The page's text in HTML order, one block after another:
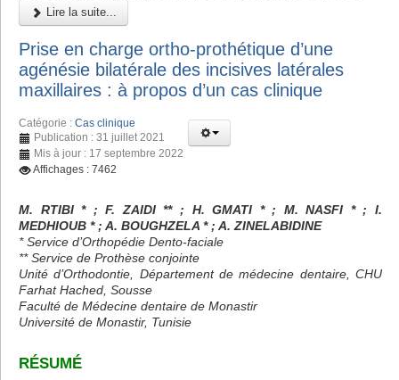
Lire la suite...
Prise en charge ortho-prothétique d’une
agénésie bilatérale des incisives latérales
maxillaires : à propos d’un cas clinique
Catégorie : Cas clinique
Publication : 31 juillet 2021
Mis à jour : 17 septembre 2022
Affichages : 7462
M. RTIBI * ; F. ZAIDI ** ; H. GMATI * ; M. NASFI * ; I.
MEDHIOUB * ; A. BOUGHZELA * ; A. ZINELABIDINE
* Service d’Orthopédie Dento-faciale
** Service de Prothèse conjointe
Unité d’Orthodontie, Département de médecine dentaire, CHU
Farhat Hached, Sousse
Faculté de Médecine dentaire de Monastir
Université de Monastir, Tunisie
RÉSUMÉ